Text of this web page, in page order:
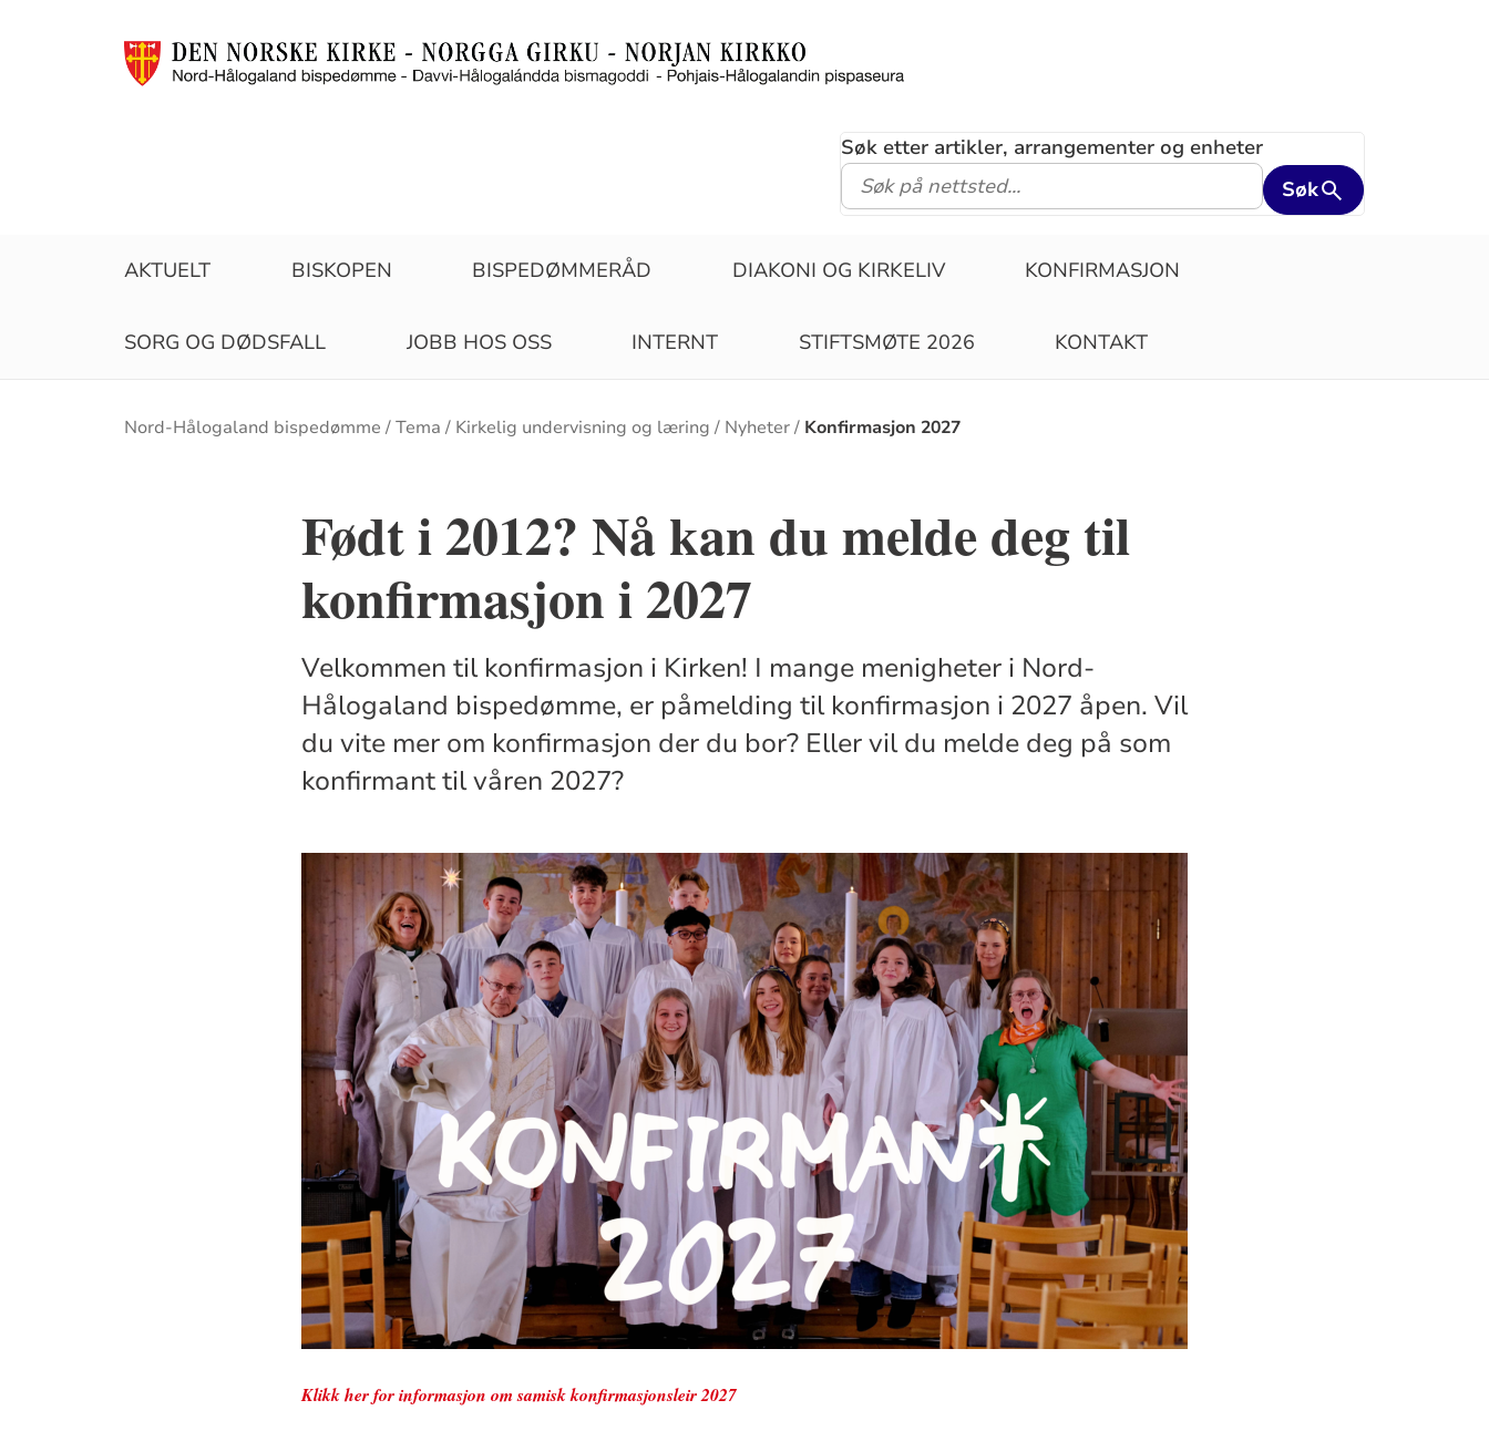
Søk etter artikler, arrangementer og enheter
Søk
AKTUELT BISKOPEN BISPEDØMMERÅD DIAKONI OG KIRKELIV KONFIRMASJON
SORG OG DØDSFALL JOBB HOS OSS INTERNT STIFTSMØTE 2026 KONTAKT
Brødsmulesti
Nord-Hålogaland bispedømme Tema Kirkelig undervisning og læring Nyheter Konfirmasjon 2027
Født i 2012? Nå kan du melde deg til
konfirmasjon i 2027
Velkommen til konfirmasjon i Kirken! I mange menigheter i Nord-
Hålogaland bispedømme, er påmelding til konfirmasjon i 2027 åpen. Vil
du vite mer om konfirmasjon der du bor? Eller vil du melde deg på som
konfirmant til våren 2027?
Klikk her for informasjon om samisk konfirmasjonsleir 2027